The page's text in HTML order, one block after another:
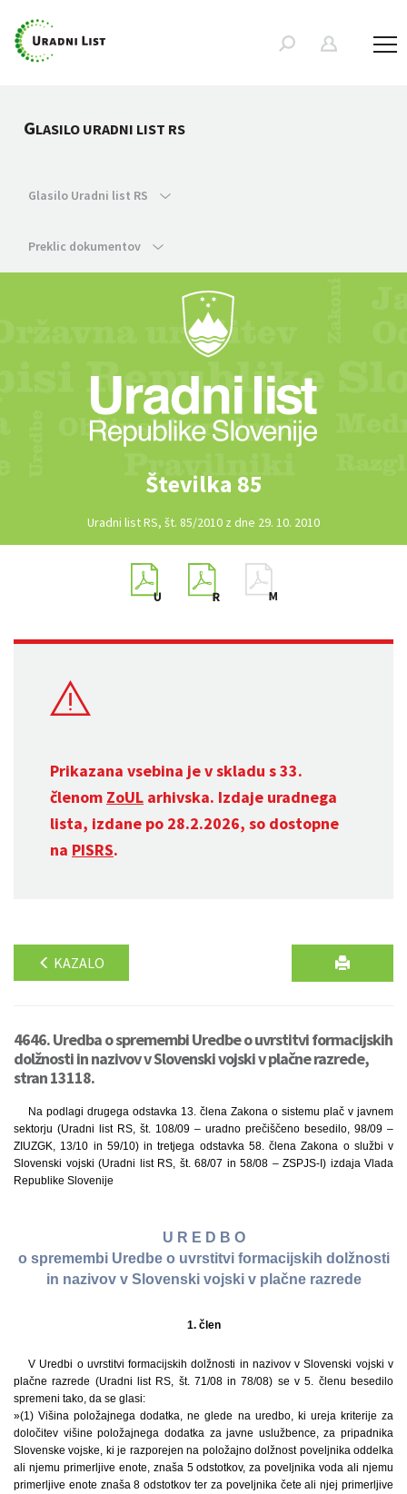
GLASILO URADNI LIST RS
Glasilo Uradni list RS
Preklic dokumentov
Številka 85
Uradni list RS, št. 85/2010 z dne 29. 10. 2010
Prikazana vsebina je v skladu s 33.
členom ZoUL arhivska. Izdaje uradnega
lista, izdane po 28.2.2026, so dostopne
na PISRS.
KAZALO
4646. Uredba o spremembi Uredbe o uvrstitvi formacijskih
dolžnosti in nazivov v Slovenski vojski v plačne razrede,
stran 13118.
Na podlagi drugega odstavka 13. člena Zakona o sistemu plač v javnem
sektorju (Uradni list RS, št. 108/09 – uradno prečiščeno besedilo, 98/09 –
ZIUZGK, 13/10 in 59/10) in tretjega odstavka 58. člena Zakona o službi v
Slovenski vojski (Uradni list RS, št. 68/07 in 58/08 – ZSPJS-I) izdaja Vlada
Republike Slovenije
U R E D B O
o spremembi Uredbe o uvrstitvi formacijskih dolžnosti
in nazivov v Slovenski vojski v plačne razrede
1. člen
V Uredbi o uvrstitvi formacijskih dolžnosti in nazivov v Slovenski vojski v
plačne razrede (Uradni list RS, št. 71/08 in 78/08) se v 5. členu besedilo
spremeni tako, da se glasi:
»(1) Višina položajnega dodatka, ne glede na uredbo, ki ureja kriterije za
določitev višine položajnega dodatka za javne uslužbence, za pripadnika
Slovenske vojske, ki je razporejen na položajno dolžnost poveljnika oddelka
ali njemu primerljive enote, znaša 5 odstotkov, za poveljnika voda ali njemu
primerljive enote znaša 8 odstotkov ter za poveljnika čete ali njej primerljive